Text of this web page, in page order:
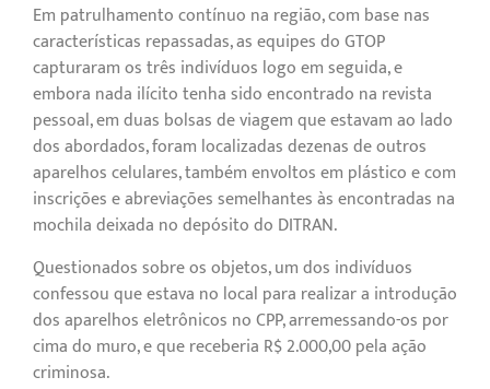
Em patrulhamento contínuo na região, com base nas
características repassadas, as equipes do GTOP
capturaram os três indivíduos logo em seguida, e
embora nada ilícito tenha sido encontrado na revista
pessoal, em duas bolsas de viagem que estavam ao lado
dos abordados, foram localizadas dezenas de outros
aparelhos celulares, também envoltos em plástico e com
inscrições e abreviações semelhantes às encontradas na
mochila deixada no depósito do DITRAN.
Questionados sobre os objetos, um dos indivíduos
confessou que estava no local para realizar a introdução
dos aparelhos eletrônicos no CPP, arremessando-os por
cima do muro, e que receberia R$ 2.000,00 pela ação
criminosa.